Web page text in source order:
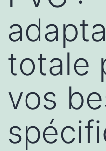
totale
vos